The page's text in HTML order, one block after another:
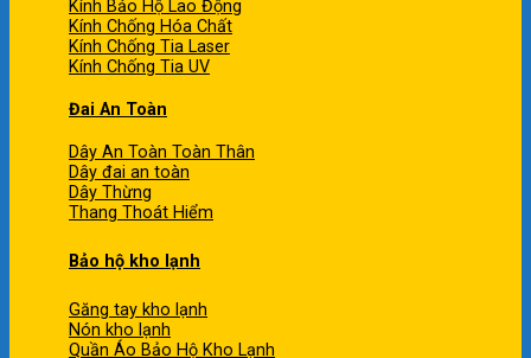
Kính Bảo Hộ Lao Động
Kính Chống Hóa Chất
Kính Chống Tia Laser
Kính Chống Tia UV
Đai An Toàn
Dây An Toàn Toàn Thân
Dây đai an toàn
Dây Thừng
Thang Thoát Hiểm
Bảo hộ kho lạnh
Găng tay kho lạnh
Nón kho lạnh
Quần Áo Bảo Hộ Kho Lạnh